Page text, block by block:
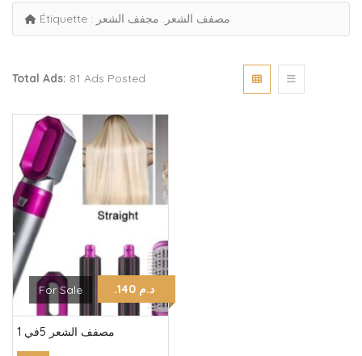
Étiquette : مصفف الشعر. مجفف الشعر
Total Ads: 81 Ads Posted
For Sale .د.م 140
مصفف الشعر 5في 1